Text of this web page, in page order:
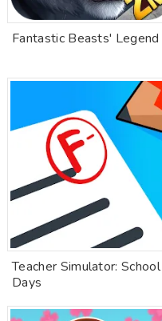
Fantastic Beasts' Legend
Teacher Simulator: School
Days